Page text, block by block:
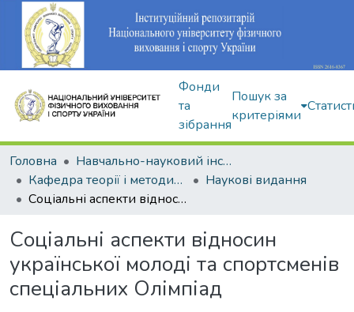
Фонди
та
зібрання
Пошук за
критеріями
Головна
Навчально-науковий інститут здоров'я, реабілітації та фізичного виховання
Кафедра теорії і методики фізичного виховання
Наукові видання
Соціальні аспекти відносин української молоді та спортсменів спеціальних Олімпіад
Соціальні аспекти відносин
української молоді та спортсменів
спеціальних Олімпіад